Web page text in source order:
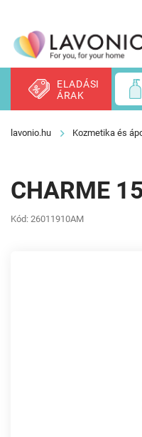
tartalomhoz
ELADÁSI
ÁRAK
Kozmetika és
CHARME
Kód: 26011910AM